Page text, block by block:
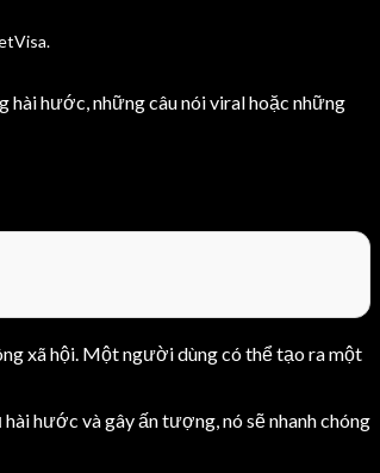
hài hước, những câu nói viral hoặc những
xã hội. Một người dùng có thể tạo ra một
hước và gây ấn tượng, nó sẽ nhanh chóng